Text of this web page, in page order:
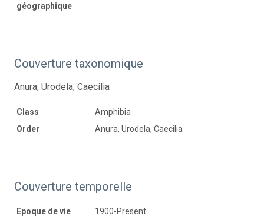
géographique
Couverture taxonomique
Anura, Urodela, Caecilia
Class
Amphibia
Order
Anura, Urodela, Caecilia
Couverture temporelle
Epoque de vie 1900-Present